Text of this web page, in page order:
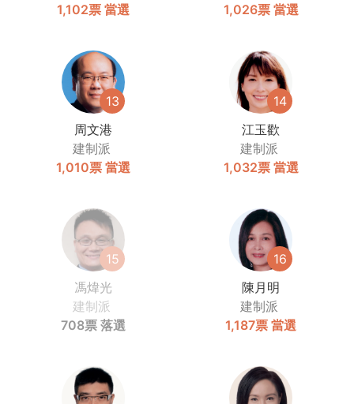
1,102票 當選
1,026票 當選
13
周文港
建制派
1,010票 當選
14
江玉歡
建制派
1,032票 當選
15
馮煒光
建制派
708票 落選
16
陳月明
建制派
1,187票 當選